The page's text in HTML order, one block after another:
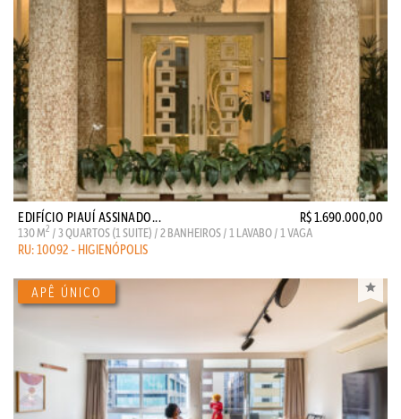
EDIFÍCIO PIAUÍ ASSINADO... R$ 1.690.000,00
130 M2 / 3 QUARTOS (1 SUITE) / 2 BANHEIROS / 1 LAVABO / 1 VAGA
RU: 10092 - HIGIENÓPOLIS